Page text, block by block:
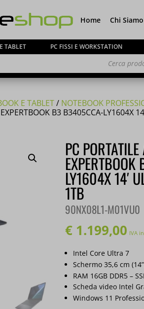
TABLET PC FISSI E WORKSTATION
Home Chi Siamo
E TABLET/ NOTEBOOK
B3 B3405CCA-LY1604X
PC
LY1604X 14′
1TB
90NX08L1-M01VU0
€1.199,00 IVA
Intel Core Ultra 7
Schermo 35,6 cm
RAM 16GB DDR5 –
Scheda video Intel
Windows 11
ordinipervenuti in
partire dal 24